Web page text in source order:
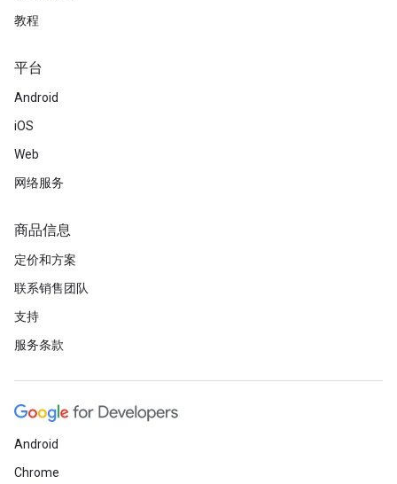
教程
平台
Android
iOS
Web
网络服务
商品信息
定价和方案
联系销售团队
支持
服务条款
Android
Chrome